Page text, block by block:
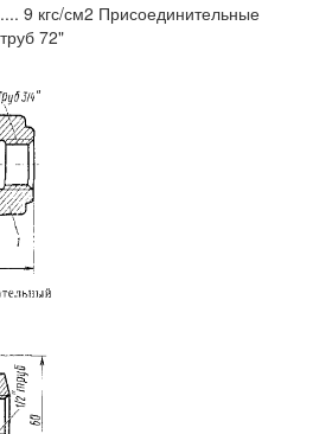
9 кгс/см2 Присоединительные
72"